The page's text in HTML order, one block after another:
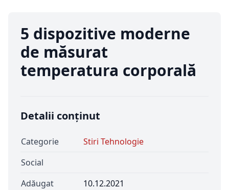
5 dispozitive moderne
de măsurat
temperatura corporală
Detalii conținut
Categorie
Stiri Tehnologie
Social
Adăugat
10.12.2021